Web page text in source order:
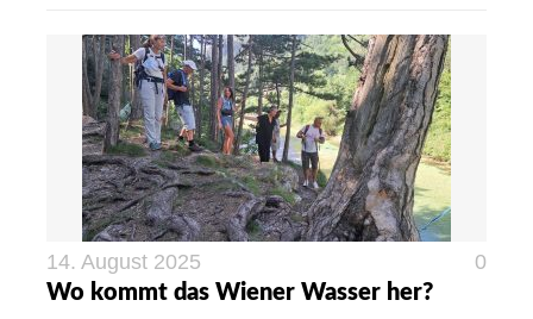
14. August 2025
0
Wo kommt das Wiener Wasser her?